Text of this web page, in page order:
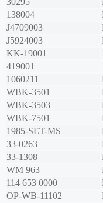
138004
J4709003
J5924003
KK-19001
419001
1060211
WBK-3501
WBK-3503
WBK-7501
1985-SET-MS
33-0263
33-1308
WM 963
114 653 0000
OP-WB-11102